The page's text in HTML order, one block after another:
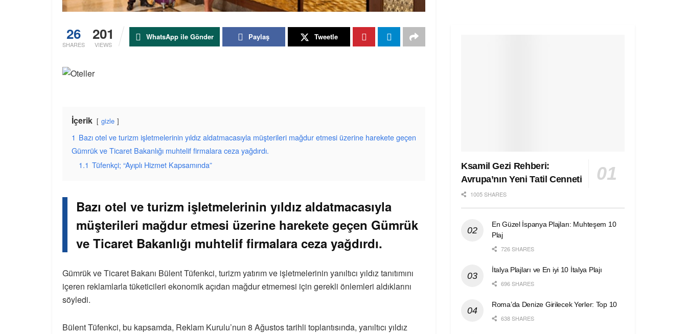
26
SHARES
201
VIEWS
WhatsApp ile Gönder Paylaş Tweetle
İçerik gizle
1 Bazı otel ve turizm işletmelerinin yıldız aldatmacasıyla müşterileri mağdur etmesi üzerine harekete geçen
Gümrük ve Ticaret Bakanlığı muhtelif firmalara ceza yağdırdı.
1.1 Tüfenkçi; “Ayıplı Hizmet Kapsamında”
Bazı otel ve turizm işletmelerinin yıldız aldatmacasıyla
müşterileri mağdur etmesi üzerine harekete geçen Gümrük
ve Ticaret Bakanlığı muhtelif firmalara ceza yağdırdı.
Gümrük ve Ticaret Bakanı Bülent Tüfenkci, turizm yatırım ve işletmelerinin yanıltıcı yıldız tanıtımını
içeren reklamlarla tüketicileri ekonomik açıdan mağdur etmemesi için gerekli önlemleri aldıklarını
söyledi.
Bülent Tüfenkci, bu kapsamda, Reklam Kurulu’nun 8 Ağustos tarihli toplantısında, yanıltıcı yıldız
Ksamil Gezi Rehberi:
Avrupa’nın Yeni Tatil Cenneti
1005 SHARES
En Güzel İspanya Plajları: Muhteşem 10
Plaj
726 SHARES
İtalya Plajları ve En iyi 10 İtalya Plajı
696 SHARES
Roma’da Denize Girilecek Yerler: Top 10
638 SHARES